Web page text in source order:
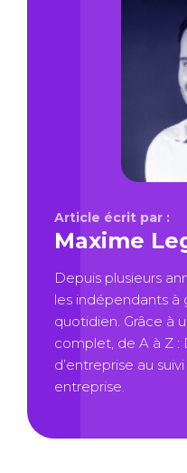
Article écrit par :
Maxime
Depuis plusieurs
les indépendants à
quotidien. Grâce à
complet, de A à Z :
d’entreprise au
entreprise.